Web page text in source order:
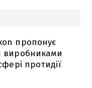
пропонує
виробниками
протидії